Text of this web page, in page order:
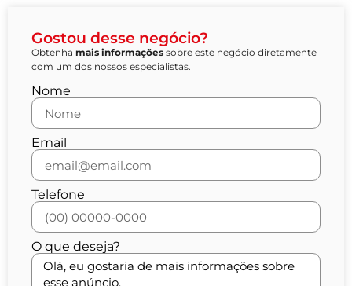
Gostou desse negócio?
Obtenha mais informações sobre este negócio diretamente
com um dos nossos especialistas.
Nome
Email
Telefone
O que deseja?